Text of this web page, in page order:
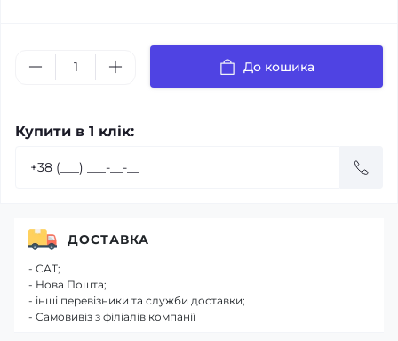
До кошика
Купити в 1 клік:
ДОСТАВКА
- САТ;
- Нова Пошта;
- інші перевізники та служби доставки;
- Самовивіз з філіалів компанії